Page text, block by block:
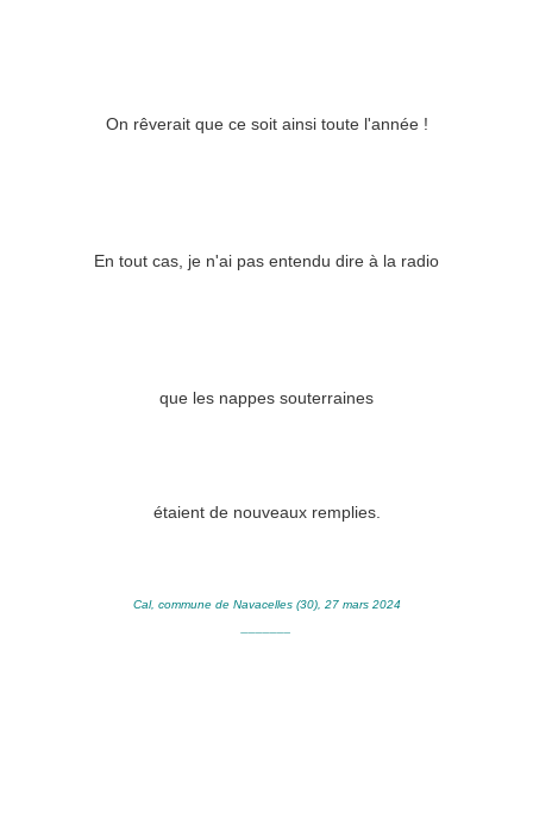
On rêverait que ce soit ainsi toute l'année !
En tout cas, je n'ai pas entendu dire à la radio
que les nappes souterraines
étaient de nouveaux remplies.
Cal, commune de Navacelles (30), 27 mars 2024